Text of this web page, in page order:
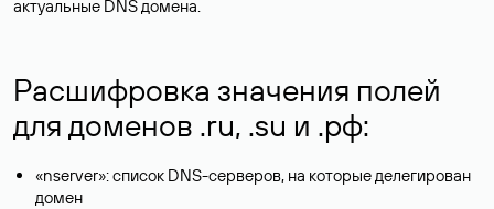
актуальные DNS домена.
Расшифровка значения полей
для доменов .ru, .su и .рф:
«nserver»: список DNS-серверов, на которые делегирован
домен